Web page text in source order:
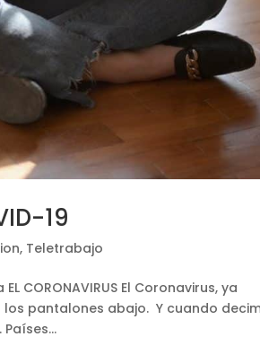
19
, Teletrabajo
EL CORONAVIRUS El Coronavirus, ya
pantalones abajo. Y cuando